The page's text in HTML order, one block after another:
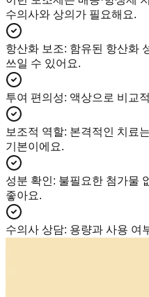
수의사와 상의가 필요해요.
항산화 보조: 함유된 항산화
쓰일 수 있어요.
투여 편의성: 액상으로 비교
보조적 역할: 본격적인 치료
기본이에요.
성분 확인: 불필요한 첨가물
좋아요.
수의사 상담: 용량과 사용 여